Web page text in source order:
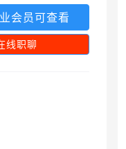
会员可查看
线职聊